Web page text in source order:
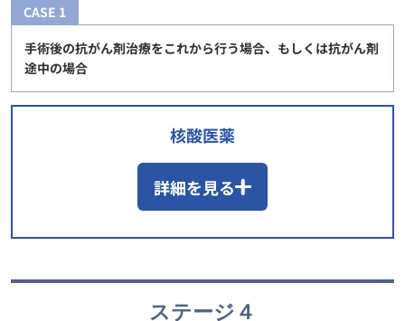
CASE 1
手術後の抗がん剤治療をこれから行う場合、もしくは抗がん剤
途中の場合
核酸医薬
詳細を見る
ステージ４